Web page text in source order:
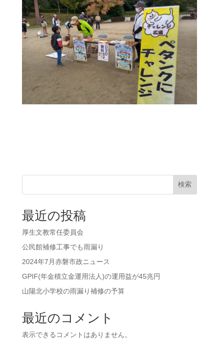
検索
最近の投稿
厚生文教常任委員会
公民館補修工事でも雨漏り
2024年7月赤磐市政ニュース
GPIF(年金積立金運用法人)の運用益が45兆円
山陽北小学校の雨漏り補修の予算
最近のコメント
表示できるコメントはありません。